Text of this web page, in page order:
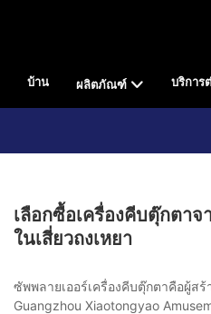
บ้าน ผลิตภัณฑ์ บริการ
เลือกซื้อเครื่องคีบตุ๊กตา
ในเสี่ยวถงเหยา
ซัพพลายเออร์เครื่องคีบตุ๊กตาคือผู้ส
Guangzhou Xiaotongyao